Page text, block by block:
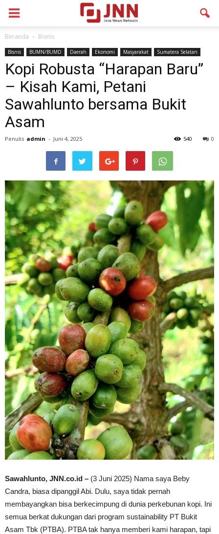
Beranda Bisnis
Bisnis BUMN/BUMD Daerah Ekonomi Masyarakat Sumatera Selatan
Kopi Robusta “Harapan Baru”
– Kisah Kami, Petani
Sawahlunto bersama Bukit
Asam
Penulis admin - Juni 4, 2025 0
540
Sawahlunto, JNN.co.id – (3 Juni 2025) Nama saya Beby
Candra, biasa dipanggil Abi. Dulu, saya tidak pernah
membayangkan bisa berkecimpung di dunia perkebunan kopi. Ini
semua berkat dukungan dari program sustainability PT Bukit
Asam Tbk (PTBA). PTBA tak hanya memberi kami harapan, tapi